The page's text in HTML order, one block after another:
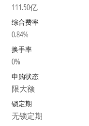
111.50亿
综合费率
0.84%
换手率
0%
申购状态
限大额
锁定期
无锁定期